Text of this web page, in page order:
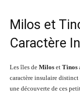
Milos et
Caractère
Les îles de Milos et Tinos
caractère insulaire distinct
une découverte de ces